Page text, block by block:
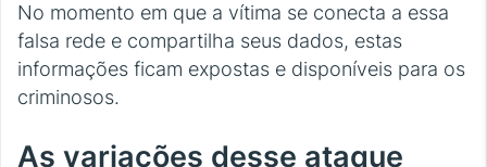
No momento em que a vítima se conecta a essa
falsa rede e compartilha seus dados, estas
informações ficam expostas e disponíveis para os
criminosos.
As variações desse ataque